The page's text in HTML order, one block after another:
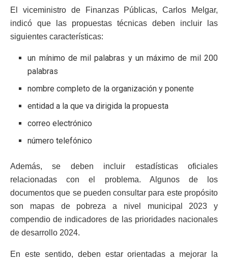
El viceministro de Finanzas Públicas, Carlos Melgar,
indicó que las propuestas técnicas deben incluir las
siguientes características:
un mínimo de mil palabras y un máximo de mil 200
palabras
nombre completo de la organización y ponente
entidad a la que va dirigida la propuesta
correo electrónico
número telefónico
Además, se deben incluir estadísticas oficiales
relacionadas con el problema. Algunos de los
documentos que se pueden consultar para este propósito
son mapas de pobreza a nivel municipal 2023 y
compendio de indicadores de las prioridades nacionales
de desarrollo 2024.
En este sentido, deben estar orientadas a mejorar la